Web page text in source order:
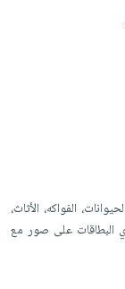
8 مجموعات: الحيوانات، الفواكه، الأثاث،
البطاقات على صور مع